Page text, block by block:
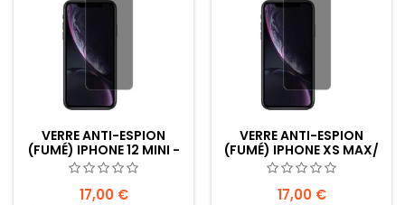
VERRE ANTI-ESPION
(FUMÉ) IPHONE 12 MINI -
EMPLACEMENT : Z02-
B20-E03
17,00 €
VERRE ANTI-ESPION
(FUMÉ) IPHONE XS MAX/
11 PRO MAX -
EMPLACEMENT : Z02-
B20-E03
17,00 €